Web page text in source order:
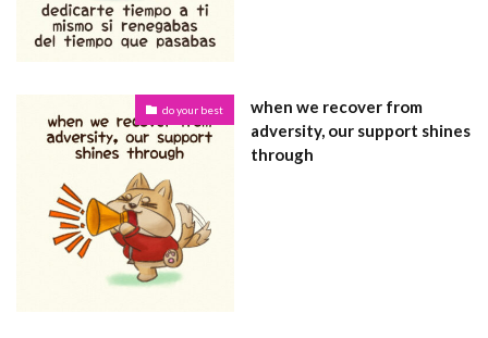
do your best
when we recover from
adversity, our support shines
through